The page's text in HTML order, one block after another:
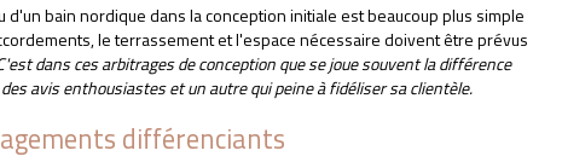
d'un bain nordique dans la conception initiale est beaucoup plus simple
le terrassement et l'espace nécessaire doivent être prévus
dans ces arbitrages de conception que se joue souvent la différence
avis enthousiastes et un autre qui peine à fidéliser sa clientèle.
différenciants